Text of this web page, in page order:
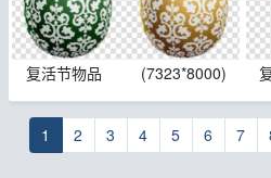
复活节物品 (7323*8000)
1 2 3 4 5 6 7